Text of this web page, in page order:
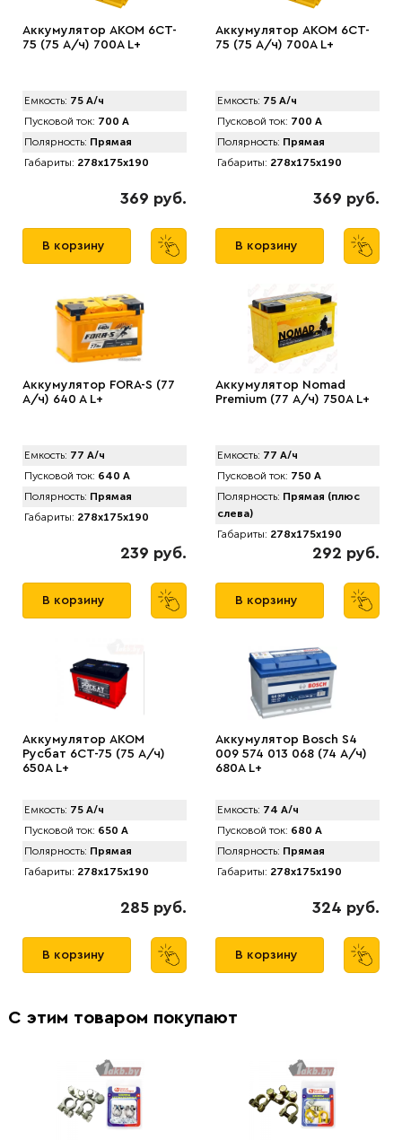
Аккумулятор AKOM 6CT-
75 (75 А/ч) 700А L+
Емкость: 75 А/ч
Пусковой ток: 700 А
Полярность: Прямая
Габариты: 278x175x190
369 руб.
В корзину
Аккумулятор AКОМ 6CT-
75 (75 А/ч) 700А L+
Емкость: 75 А/ч
Пусковой ток: 700 А
Полярность: Прямая
Габариты: 278x175x190
369 руб.
В корзину
Аккумулятор FORA-S (77
А/ч) 640 A L+
Емкость: 77 А/ч
Пусковой ток: 640 А
Полярность: Прямая
Габариты: 278x175x190
239 руб.
В корзину
Аккумулятор Nomad
Premium (77 А/ч) 750A L+
Емкость: 77 А/ч
Пусковой ток: 750 А
Полярность: Прямая (плюс
слева)
Габариты: 278x175x190
292 руб.
В корзину
Аккумулятор AKOM
Русбат 6СТ-75 (75 А/ч)
650A L+
Емкость: 75 А/ч
Пусковой ток: 650 А
Полярность: Прямая
Габариты: 278x175x190
285 руб.
В корзину
Аккумулятор Bosch S4
009 574 013 068 (74 А/ч)
680A L+
Емкость: 74 А/ч
Пусковой ток: 680 А
Полярность: Прямая
Габариты: 278x175x190
324 руб.
В корзину
С этим товаром покупают